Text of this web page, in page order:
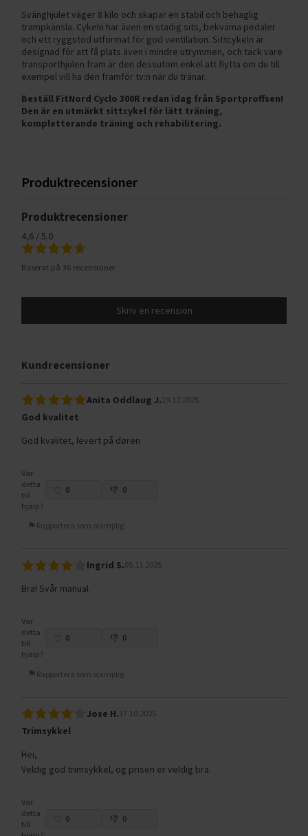
Svänghjulet väger 8 kilo och skapar en stabil och behaglig
trampkänsla. Cykeln har även en stadig sits, bekväma pedaler
och ett ryggstöd utformat för god ventilation. Sittcykeln är
designad för att få plats även i mindre utrymmen, och tack vare
transporthjulen fram är den dessutom enkel att flytta om du till
exempel vill ha den framför tv:n när du tränar.
Beställ FitNord Cyclo 300R redan idag från Sportproffsen!
Den är en utmärkt sittcykel för lätt träning,
kompletterande träning och rehabilitering.
Produktrecensioner
Produktrecensioner
4,6 / 5.0
Baserat på 36 recensioner
Skriv en recension
Kundrecensioner
Anita Oddlaug J. 19.12.2025
God kvalitet
God kvalitet, levert på døren
Var
detta
till
hjälp?
0 0
Rapportera som olämplig
Ingrid S.05.11.2025
Bra! Svår manual
Var
detta
till
hjälp?
0 0
Rapportera som olämplig
Jose H. 17.10.2025
Trimsykkel
Hei,
Veldig god trimsykkel, og prisen er veldig bra.
Var
detta
till
0 0